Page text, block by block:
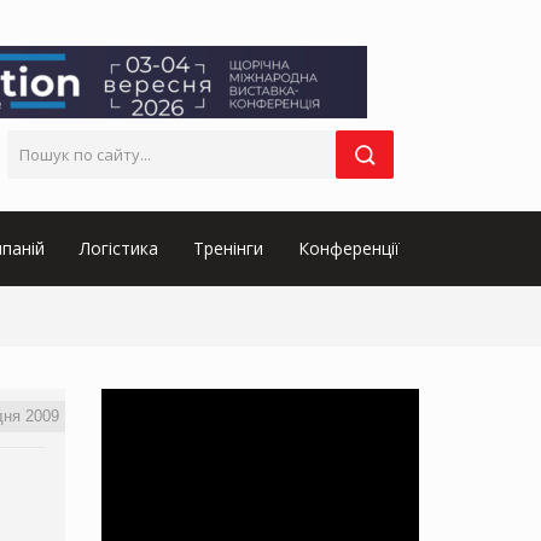
Логістика Тренінги Конференції
2009